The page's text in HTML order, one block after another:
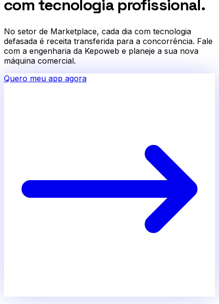
com tecnologia profissional.
No setor de Marketplace, cada dia com tecnologia
defasada é receita transferida para a concorrência. Fale
com a engenharia da Kepoweb e planeje a sua nova
máquina comercial.
Quero meu app agora